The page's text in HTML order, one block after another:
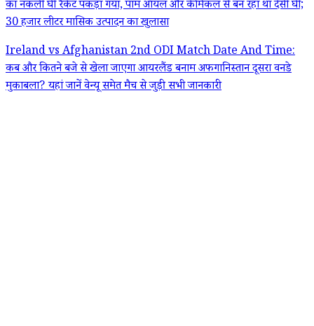
का नकली घी रैकेट पकड़ा गया, पाम ऑयल और केमिकल से बन रहा था देसी घी;
30 हजार लीटर मासिक उत्पादन का खुलासा
Ireland vs Afghanistan 2nd ODI Match Date And Time:
कब और कितने बजे से खेला जाएगा आयरलैंड बनाम अफगानिस्तान दूसरा वनडे
मुकाबला? यहां जानें वेन्यू समेत मैच से जुड़ी सभी जानकारी